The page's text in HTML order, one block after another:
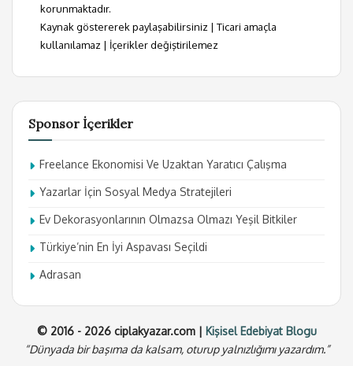
korunmaktadır.
Kaynak göstererek paylaşabilirsiniz | Ticari amaçla
kullanılamaz | İçerikler değiştirilemez
Sponsor İçerikler
Freelance Ekonomisi Ve Uzaktan Yaratıcı Çalışma
Yazarlar İçin Sosyal Medya Stratejileri
Ev Dekorasyonlarının Olmazsa Olmazı Yeşil Bitkiler
Türkiye’nin En İyi Aspavası Seçildi
Adrasan
© 2016 - 2026 ciplakyazar.com |
Kişisel Edebiyat Blogu
“Dünyada bir başıma da kalsam, oturup yalnızlığımı yazardım.”